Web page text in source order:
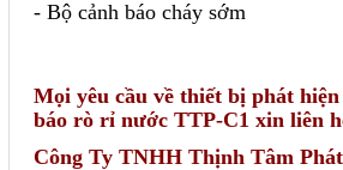
- Bộ cảnh báo cháy sớm
Mọi yêu cầu về thiết bị phát
báo rò rỉ nước TTP-C1 xin liên
Công Ty TNHH Thịnh Tâm Phát